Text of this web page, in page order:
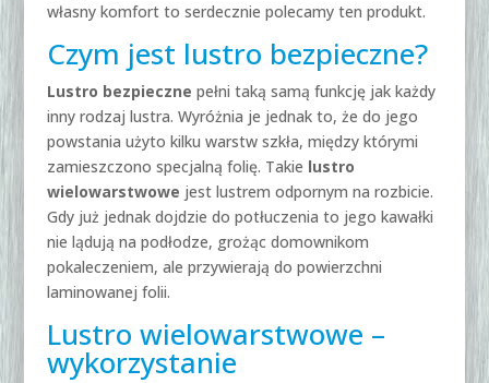
własny komfort to serdecznie polecamy ten produkt.
Czym jest lustro bezpieczne?
Lustro bezpieczne pełni taką samą funkcję jak każdy
inny rodzaj lustra. Wyróżnia je jednak to, że do jego
powstania użyto kilku warstw szkła, między którymi
zamieszczono specjalną folię. Takie lustro
wielowarstwowe jest lustrem odpornym na rozbicie.
Gdy już jednak dojdzie do potłuczenia to jego kawałki
nie lądują na podłodze, grożąc domownikom
pokaleczeniem, ale przywierają do powierzchni
laminowanej folii.
Lustro wielowarstwowe –
wykorzystanie